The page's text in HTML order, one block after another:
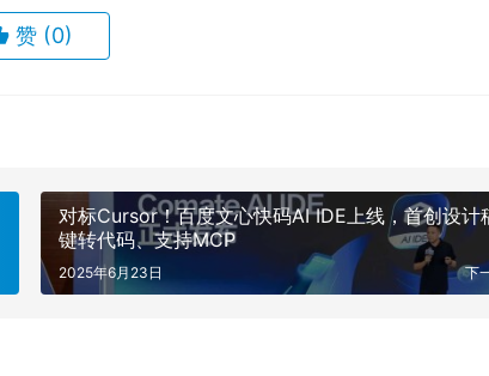
赞 (0)
对标Cursor！百度文心快码AI IDE上线，首创设计
键转代码、支持MCP
下
2025年6月23日